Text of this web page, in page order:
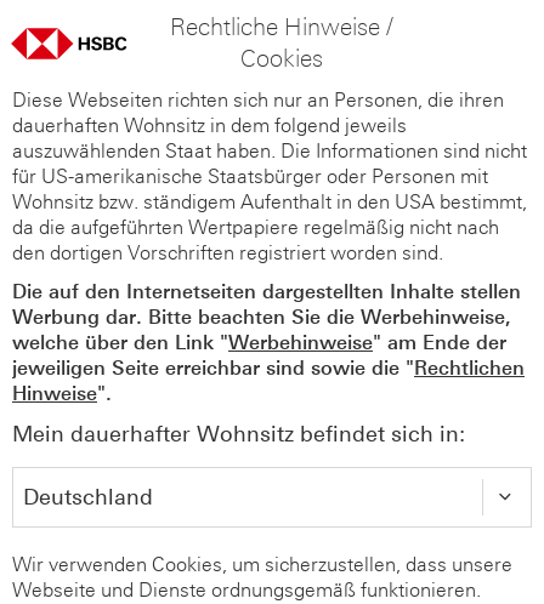
Rechtliche Hinweise /
Cookies
Diese Webseiten richten sich nur an Personen, die ihren
dauerhaften Wohnsitz in dem folgend jeweils
auszuwählenden Staat haben. Die Informationen sind nicht
für US-amerikanische Staatsbürger oder Personen mit
Wohnsitz bzw. ständigem Aufenthalt in den USA bestimmt,
da die aufgeführten Wertpapiere regelmäßig nicht nach
den dortigen Vorschriften registriert worden sind.
Die auf den Internetseiten dargestellten Inhalte stellen
Werbung dar. Bitte beachten Sie die Werbehinweise,
welche über den Link "Werbehinweise" am Ende der
jeweiligen Seite erreichbar sind sowie die "Rechtlichen
Hinweise".
Mein dauerhafter Wohnsitz befindet sich in:
Wir verwenden Cookies, um sicherzustellen, dass unsere
Webseite und Dienste ordnungsgemäß funktionieren.